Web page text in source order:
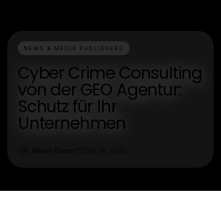
NEWS & MEDIA PUBLISHERS
Cyber Crime Consulting
von der GEO Agentur:
Schutz für Ihr
Unternehmen